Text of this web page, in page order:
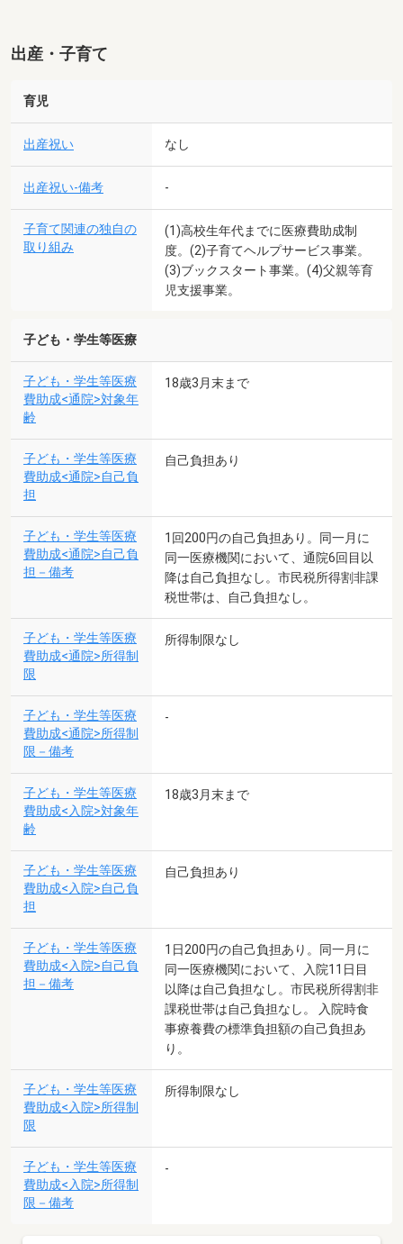
出産・子育て
育児
出産祝い なし
出産祝い-備考 -
子育て関連の独自の
取り組み
(1)高校生年代までに医療費助成制
度。(2)子育てヘルプサービス事業。
(3)ブックスタート事業。(4)父親等育
児支援事業。
子ども・学生等医療
子ども・学生等医療
費助成<通院>対象年
齢
18歳3月末まで
子ども・学生等医療
費助成<通院>自己負
担
自己負担あり
子ども・学生等医療
費助成<通院>自己負
担－備考
1回200円の自己負担あり。同一月に
同一医療機関において、通院6回目以
降は自己負担なし。市民税所得割非課
税世帯は、自己負担なし。
子ども・学生等医療
費助成<通院>所得制
限
所得制限なし
子ども・学生等医療
費助成<通院>所得制
限－備考
-
子ども・学生等医療
費助成<入院>対象年
齢
18歳3月末まで
子ども・学生等医療
費助成<入院>自己負
担
自己負担あり
子ども・学生等医療
費助成<入院>自己負
担－備考
1日200円の自己負担あり。同一月に
同一医療機関において、入院11日目
以降は自己負担なし。市民税所得割非
課税世帯は自己負担なし。 入院時食
事療養費の標準負担額の自己負担あ
り。
子ども・学生等医療
費助成<入院>所得制
限
所得制限なし
子ども・学生等医療
費助成<入院>所得制
限－備考
-